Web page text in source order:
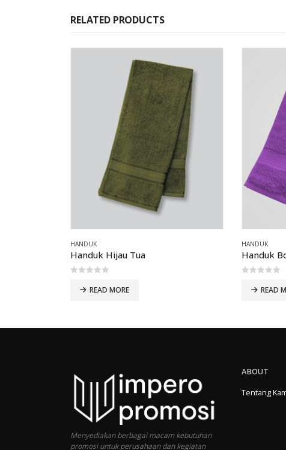
RELATED PRODUCTS
HANDUK
Handuk Hijau Tua
READ MORE
HANDUK
Handuk
READ
Menyediakan berbagai macam kebutuhan
promosi untuk perusahaan dan kegiatan
ABOUT
Tentang